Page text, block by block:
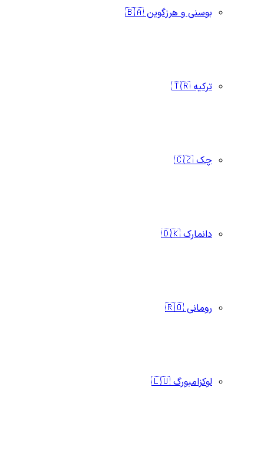
بوسنی و هرزگوین 🇧🇦
ترکیه 🇹🇷
چک 🇨🇿
دانمارک 🇩🇰
رومانی 🇷🇴
لوکزامبورگ 🇱🇺